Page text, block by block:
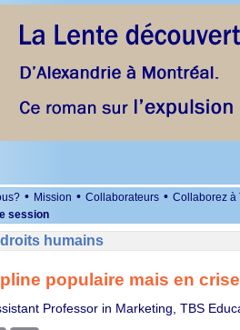
• Mission • Collaborateurs • Collaborez à
session
humains
populaire mais en crise
Professor in Marketing, TBS